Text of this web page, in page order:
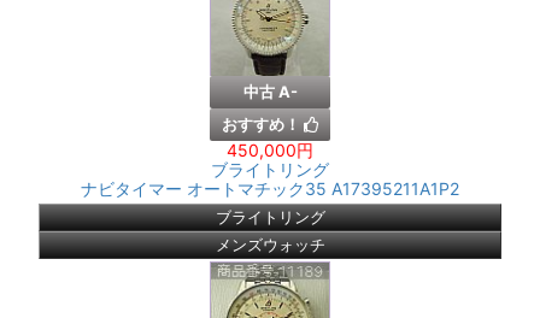
中古 A-
おすすめ！
450,000円
ブライトリング
ナビタイマー オートマチック35 A17395211A1P2
ブライトリング
メンズウォッチ